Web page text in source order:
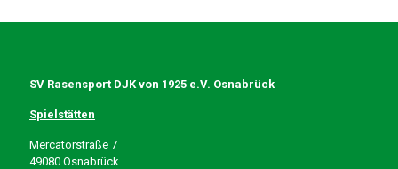
SV Rasensport DJK von 1925 e.V. Osnabrück
Spielstätten
Mercatorstraße 7
49080 Osnabrück